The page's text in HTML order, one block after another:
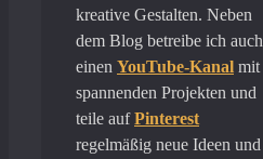
kreative Gestalten. Neben
dem Blog betreibe ich auch
einen YouTube-Kanal mit
spannenden Projekten und
teile aufPinterest
regelmäßig neue Ideen und